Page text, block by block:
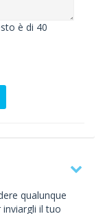
è di 40
qualunque
inviargli il tuo